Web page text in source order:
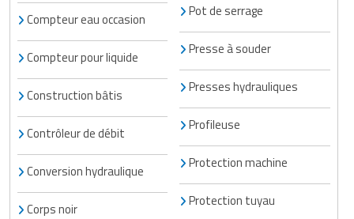
Compteur eau occasion
Compteur pour liquide
Construction bâtis
Contrôleur de débit
Conversion hydraulique
Corps noir
Pot de serrage
Presse à souder
Presses hydrauliques
Profileuse
Protection machine
Protection tuyau